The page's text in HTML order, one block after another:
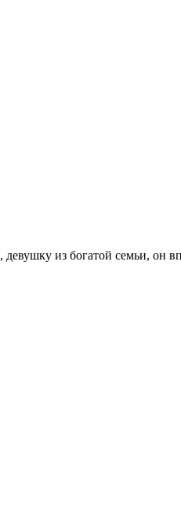
из богатой семьи, он